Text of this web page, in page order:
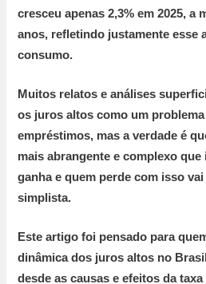
cresceu apenas 2,3% em 2025, a
anos, refletindo justamente esse
consumo.
Muitos relatos e análises
os juros altos como um
empréstimos, mas a verdade é
mais abrangente e complexo
ganha e quem perde com isso
simplista.
Este artigo foi pensado para
dinâmica dos juros altos no
desde as causas e efeitos da